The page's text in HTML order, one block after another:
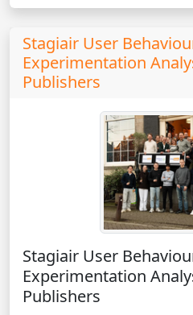
Stagiair User
Experimentation
Publishers
Stagiair User
Experimentation
Publishers